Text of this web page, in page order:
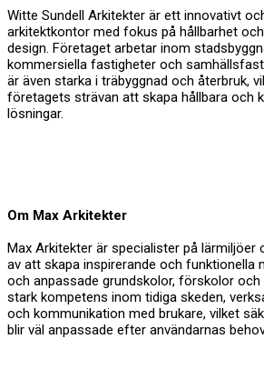
Witte Sundell Arkitekter är ett innovativt
arkitektkontor med fokus på hållbarhet
design. Företaget arbetar inom
kommersiella fastigheter och
är även starka i träbyggnad och återbruk,
företagets strävan att skapa hållbara och
lösningar.
Om Max Arkitekter
Max Arkitekter är specialister på lärmiljöer
av att skapa inspirerande och funktionella
och anpassade grundskolor, förskolor och
stark kompetens inom tidiga skeden,
och kommunikation med brukare, vilket
blir väl anpassade efter användarnas